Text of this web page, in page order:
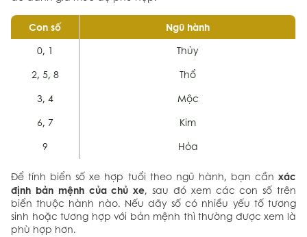
Con số Ngũ hành
0, 1
Thủy
2, 5, 8
Thổ
3, 4
Mộc
6, 7
Kim
9
Hỏa
Để tính biển số xe hợp tuổi theo ngũ hành, bạn cần xác
định bản mệnh của chủ xe, sau đó xem các con số trên
biển thuộc hành nào. Nếu dãy số có nhiều yếu tố tương
sinh hoặc tương hợp với bản mệnh thì thường được xem là
phù hợp hơn.